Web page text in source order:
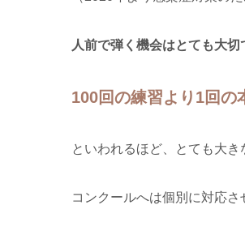
人前で弾く機会はとても大切
100回の練習より1回の
といわれるほど、とても大き
コンクールへは個別に対応